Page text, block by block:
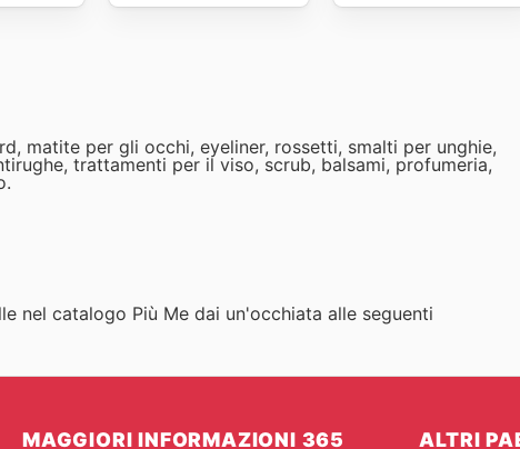
matite per gli occhi, eyeliner, rossetti, smalti per unghie,
trattamenti per il viso, scrub, balsami, profumeria,
nel catalogo Più Me dai un'occhiata alle seguenti
MAGGIORI INFORMAZIONI 365
ALTRI